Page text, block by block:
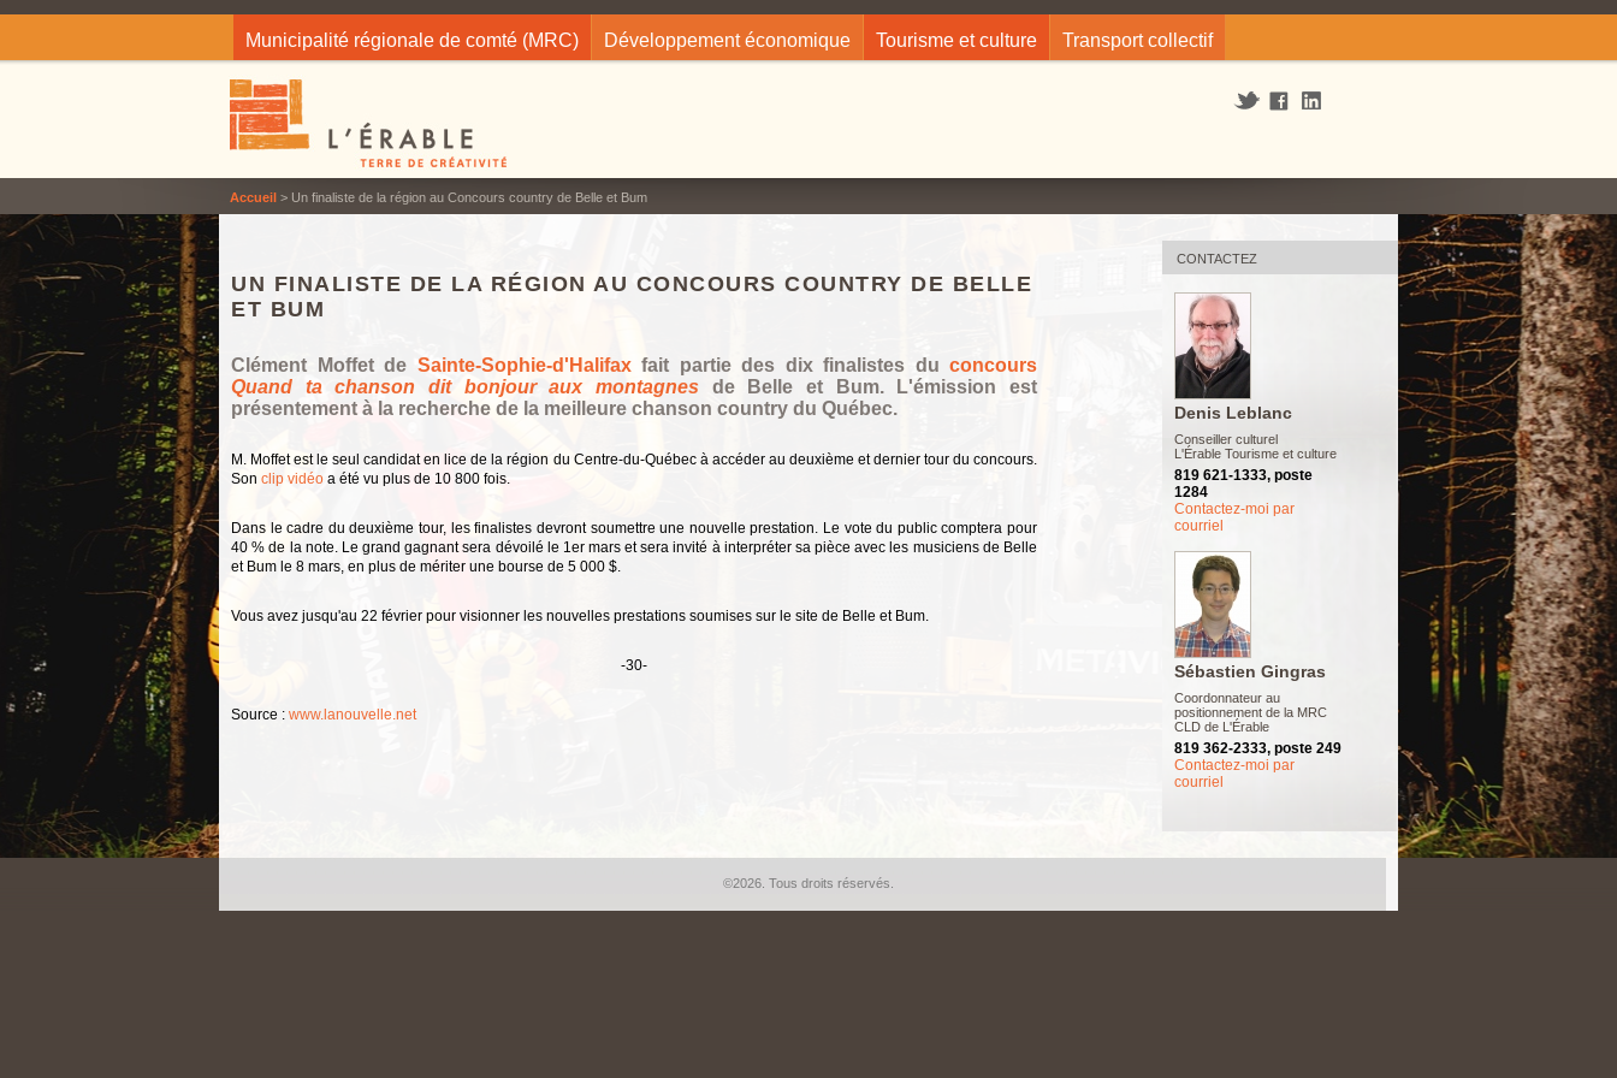
Municipalité régionale de comté (MRC) Développement économique Tourisme et culture Transport collectif
Accueil> Un finaliste de la région au Concours country de Belle et Bum
UN FINALISTE DE LA RÉGION AU CONCOURS COUNTRY DE BELLE
ET BUM
Clément Moffet de Sainte-Sophie-d'Halifaxfait partie des dix finalistes du concours
Quand ta chanson dit bonjour aux montagnes de Belle et Bum. L'émission est
présentement à la recherche de la meilleure chanson country du Québec.
M. Moffet est le seul candidat en lice de la région du Centre-du-Québec à accéder au deuxième et dernier tour du concours.
Son clip vidéo a été vu plus de 10 800 fois.
Dans le cadre du deuxième tour, les finalistes devront soumettre une nouvelle prestation. Le vote du public comptera pour
40 % de la note. Le grand gagnant sera dévoilé le 1er mars et sera invité à interpréter sa pièce avec les musiciens de Belle
et Bum le 8 mars, en plus de mériter une bourse de 5 000 $.
Vous avez jusqu'au 22 février pour visionner les nouvelles prestations soumises sur le site de Belle et Bum.
-30-
Source : www.lanouvelle.net
CONTACTEZ
Denis Leblanc
Conseiller culturel
L'Érable Tourisme et culture
819 621-1333, poste
1284
Contactez-moi par
courriel
Sébastien Gingras
Coordonnateur au
positionnement de la MRC
CLD de L'Érable
819 362-2333, poste 249
Contactez-moi par
courriel
©2026. Tous droits réservés.